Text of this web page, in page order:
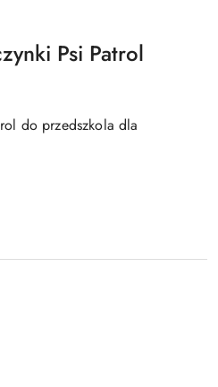
Psi Patrol
do przedszkola dla